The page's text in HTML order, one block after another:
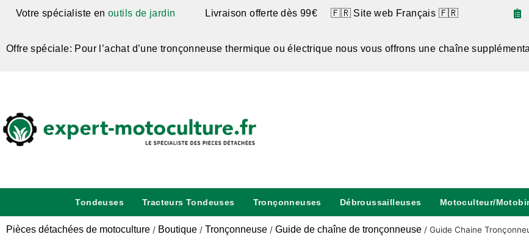
Votre spécialiste en outils de jardin Livraison offerte dès 99€ 🇫🇷 Site web Français 🇫🇷
Offre spéciale: Pour l’achat d’une tronçonneuse thermique ou électrique nous vous offrons une chaîne
Tondeuses Tracteurs Tondeuses Tronçonneuses Débroussailleuses Motoculteur/
Pièces détachées de motoculture / Boutique / Tronçonneuse / Guide de chaîne de tronçonneuse / Guide Chaine